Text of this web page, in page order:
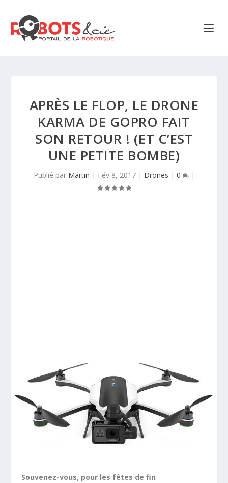
APRÈS LE FLOP, LE DRONE
KARMA DE GOPRO FAIT
SON RETOUR ! (ET C’EST
UNE PETITE BOMBE)
Publié par Martin | Fév 8, 2017| Drones | 0 |
Souvenez-vous, pour les fêtes de fin